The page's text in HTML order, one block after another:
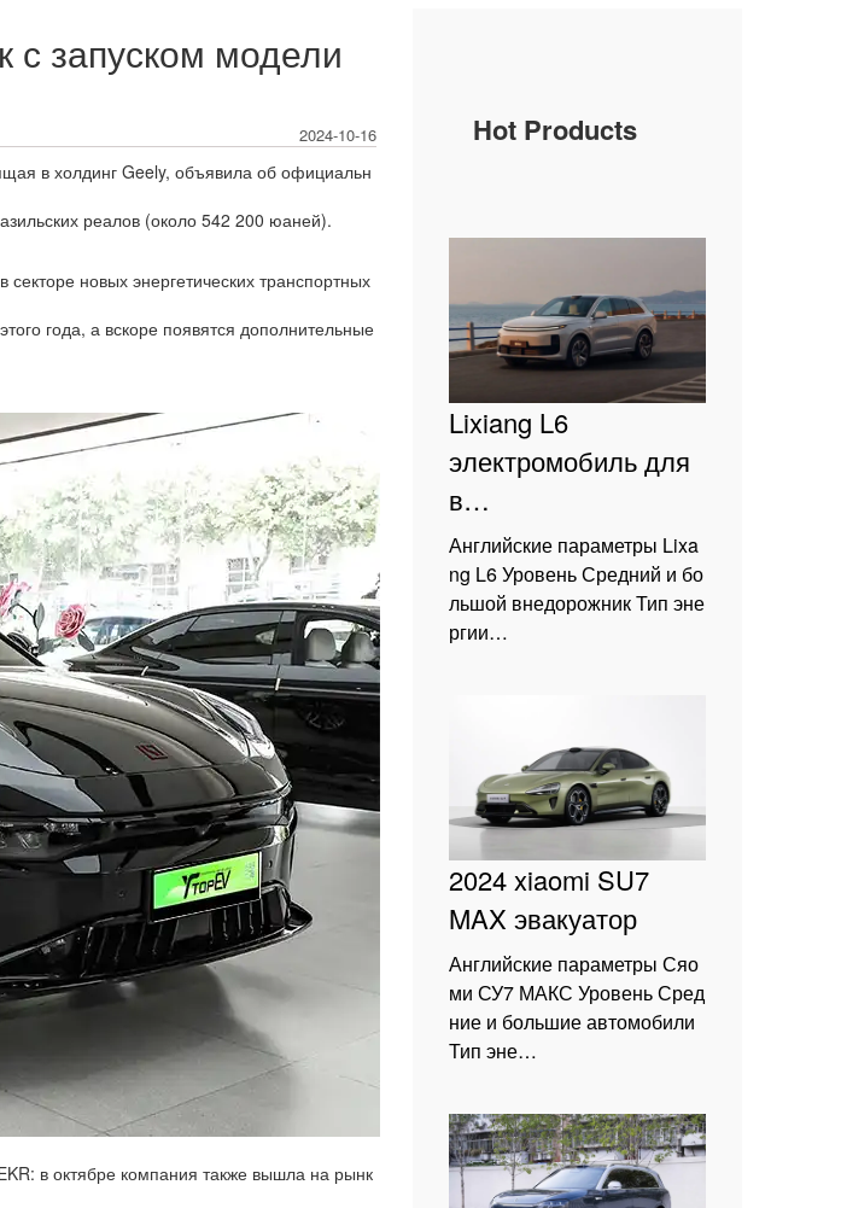
с запуском модели
2024-10-16
в холдинг Geely, объявила об официальн
реалов (около 542 200 юаней).
новых энергетических транспортных
года, а вскоре появятся дополнительные
в октябре компания также вышла на рынк
Hot Products
Lixiang L6
электромобиль для
в…
Английские параметры Lixa
ng L6 Уровень Средний и бо
льшой внедорожник Тип эне
ргии…
2024 xiaomi SU7
MAX эвакуатор
Английские параметры Сяо
ми СУ7 МАКС Уровень Сред
ние и большие автомобили
Тип эне…